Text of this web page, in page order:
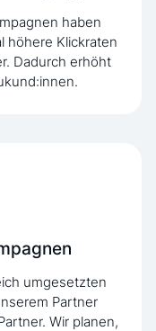
haben
höhere Klickraten
Dadurch erhöht
umgesetzten
Partner
Wir planen,